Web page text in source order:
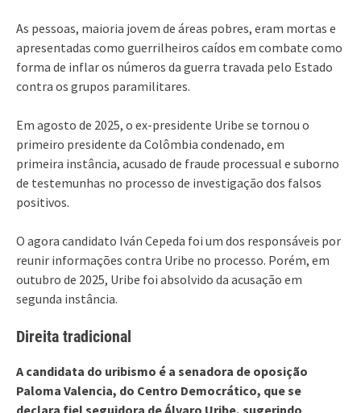
As pessoas, maioria jovem de áreas pobres, eram mortas e
apresentadas como guerrilheiros caídos em combate como
forma de inflar os números da guerra travada pelo Estado
contra os grupos paramilitares.
Em agosto de 2025, o ex-presidente Uribe se tornou o
primeiro presidente da Colômbia condenado, em
primeira instância, acusado de fraude processual e suborno
de testemunhas no processo de investigação dos falsos
positivos.
O agora candidato Iván Cepeda foi um dos responsáveis por
reunir informações contra Uribe no processo. Porém, em
outubro de 2025, Uribe foi absolvido da acusação em
segunda instância.
Direita tradicional
A candidata do uribismo é a senadora de oposição
Paloma Valencia, do Centro Democrático, que se
declara fiel seguidora de Álvaro Uribe, sugerindo